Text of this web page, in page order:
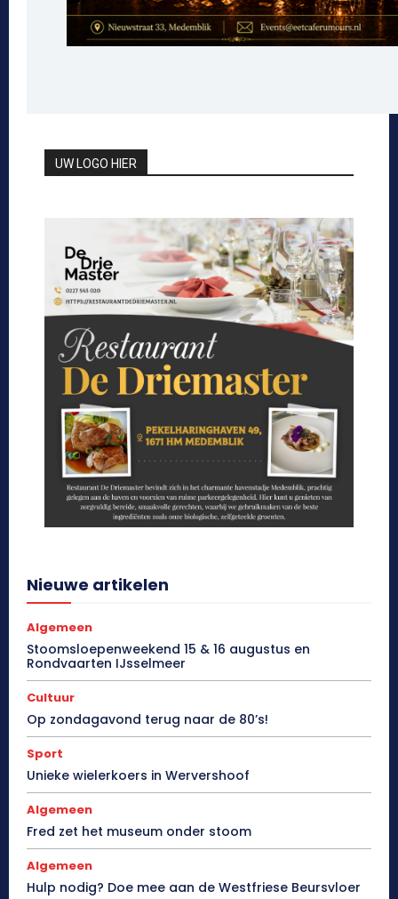
UW LOGO HIER
Nieuwe artikelen
Algemeen
Stoomsloepenweekend 15 & 16 augustus en
Rondvaarten IJsselmeer
Cultuur
Op zondagavond terug naar de 80’s!
Sport
Unieke wielerkoers in Wervershoof
Algemeen
Fred zet het museum onder stoom
Algemeen
Hulp nodig? Doe mee aan de Westfriese Beursvloer